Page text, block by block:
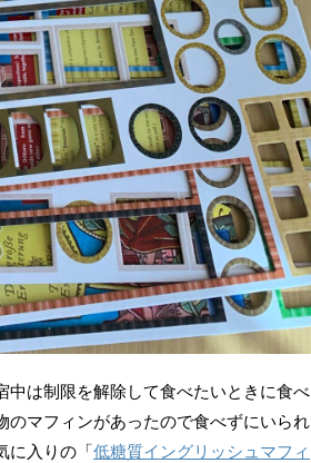
中は制限を解除して食べたいときに食べ
マフィンがあったので食べずにいられ
に入りの「低糖質イングリッシュマフィ